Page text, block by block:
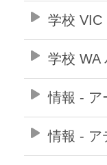
学校 VIC
学校 WA
情報 - ア
情報 - ア